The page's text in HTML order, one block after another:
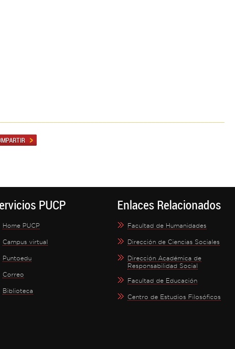
PUCP
Home PUCP
Campus virtual
Puntoedu
Correo
Biblioteca
Enlaces Relacionados
Facultad de Humanidades
Dirección de Ciencias Sociales
Dirección Académica de
Responsabilidad Social
Facultad de Educación
Centro de Estudios Filosóficos